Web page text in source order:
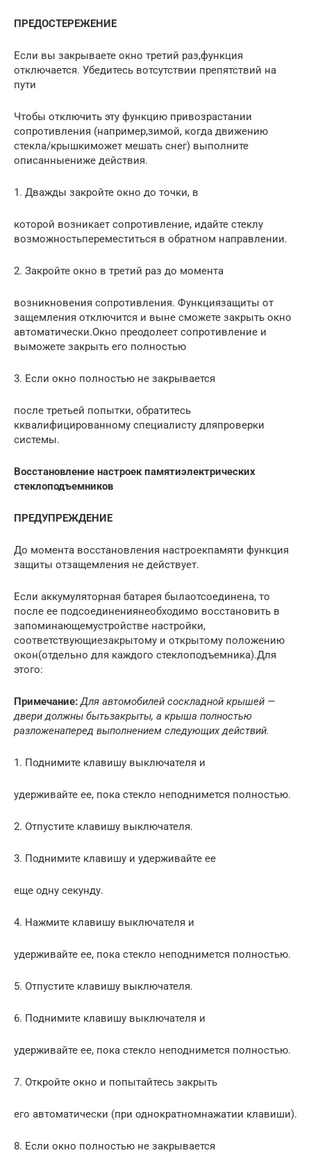
ПРЕДОСТЕРЕЖЕНИЕ
Если вы закрываете окно третий раз,функция
отключается. Убедитесь вотсутствии препятствий на
пути
Чтобы отключить эту функцию привозрастании
сопротивления (например,зимой, когда движению
стекла/крышкиможет мешать снег) выполните
описанныениже действия.
1. Дважды закройте окно до точки, в
которой возникает сопротивление, идайте стеклу
возможностьпереместиться в обратном направлении.
2. Закройте окно в третий раз до момента
возникновения сопротивления. Функциязащиты от
защемления отключится и выне сможете закрыть окно
автоматически.Окно преодолеет сопротивление и
выможете закрыть его полностью
3. Если окно полностью не закрывается
после третьей попытки, обратитесь
кквалифицированному специалисту дляпроверки
системы.
Восстановление настроек памятиэлектрических
стеклоподъемников
ПРЕДУПРЕЖДЕНИЕ
До момента восстановления настроекпамяти функция
защиты отзащемления не действует.
Если аккумуляторная батарея былаотсоединена, то
после ее подсоединениянеобходимо восстановить в
запоминающемустройстве настройки,
соответствующиезакрытому и открытому положению
окон(отдельно для каждого стеклоподъемника).Для
этого:
Примечание: Для автомобилей соскладной крышей —
двери должны бытьзакрыты, а крыша полностью
разложенаперед выполнением следующих действий.
1. Поднимите клавишу выключателя и
удерживайте ее, пока стекло неподнимется полностью.
2. Отпустите клавишу выключателя.
3. Поднимите клавишу и удерживайте ее
еще одну секунду.
4. Нажмите клавишу выключателя и
удерживайте ее, пока стекло неподнимется полностью.
5. Отпустите клавишу выключателя.
6. Поднимите клавишу выключателя и
удерживайте ее, пока стекло неподнимется полностью.
7. Откройте окно и попытайтесь закрыть
его автоматически (при однократномнажатии клавиши).
8. Если окно полностью не закрывается